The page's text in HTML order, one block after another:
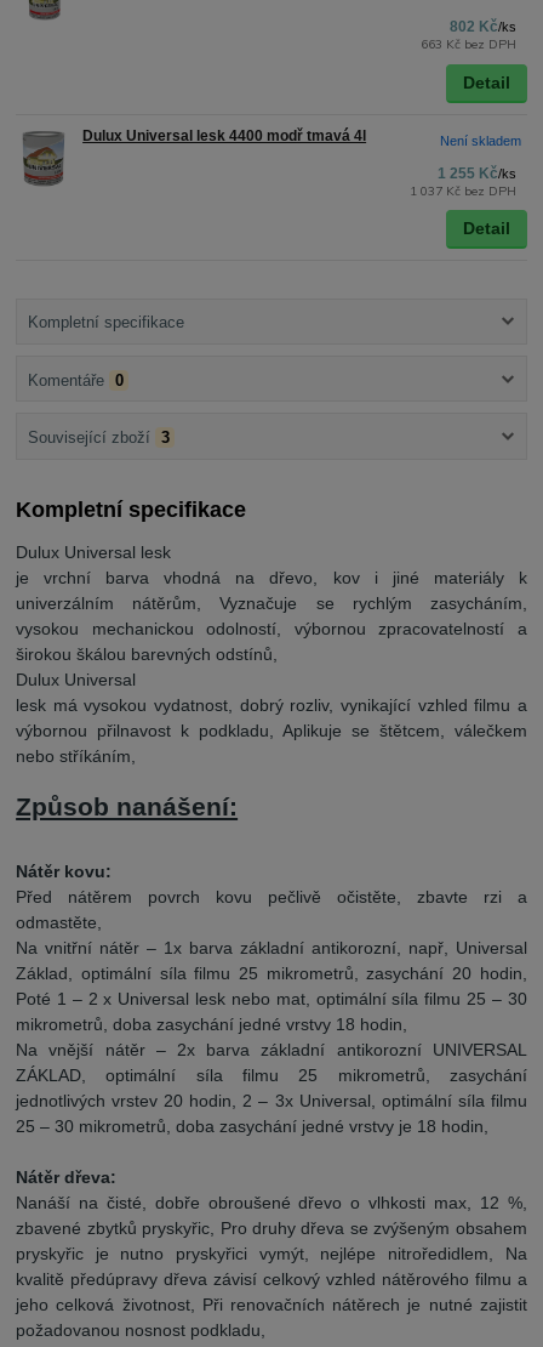
802 Kč/ks
663 Kč bez DPH
Detail
Dulux Universal lesk 4400 modř tmavá 4l
1 255 Kč/ks
1 037 Kč bez DPH
Není skladem
Detail
Kompletní specifikace
Komentáře 0
Související zboží 3
Kompletní specifikace
Dulux Universal lesk
je vrchní barva vhodná na dřevo, kov i jiné materiály k
univerzálním nátěrům, Vyznačuje se rychlým zasycháním,
vysokou mechanickou odolností, výbornou zpracovatelností a
širokou škálou barevných odstínů,
Dulux Universal
lesk má vysokou vydatnost, dobrý rozliv, vynikající vzhled filmu a
výbornou přilnavost k podkladu, Aplikuje se štětcem, válečkem
nebo stříkáním,
Způsob nanášení:
Nátěr kovu:
Před nátěrem povrch kovu pečlivě očistěte, zbavte rzi a
odmastěte,
Na vnitřní nátěr – 1x barva základní antikorozní, např, Universal
Základ, optimální síla filmu 25 mikrometrů, zasychání 20 hodin,
Poté 1 – 2 x Universal lesk nebo mat, optimální síla filmu 25 – 30
mikrometrů, doba zasychání jedné vrstvy 18 hodin,
Na vnější nátěr – 2x barva základní antikorozní UNIVERSAL
ZÁKLAD, optimální síla filmu 25 mikrometrů, zasychání
jednotlivých vrstev 20 hodin, 2 – 3x Universal, optimální síla filmu
25 – 30 mikrometrů, doba zasychání jedné vrstvy je 18 hodin,
Nátěr dřeva:
Nanáší na čisté, dobře obroušené dřevo o vlhkosti max, 12 %,
zbavené zbytků pryskyřic, Pro druhy dřeva se zvýšeným obsahem
pryskyřic je nutno pryskyřici vymýt, nejlépe nitroředidlem, Na
kvalitě předúpravy dřeva závisí celkový vzhled nátěrového filmu a
jeho celková životnost, Při renovačních nátěrech je nutné zajistit
požadovanou nosnost podkladu,